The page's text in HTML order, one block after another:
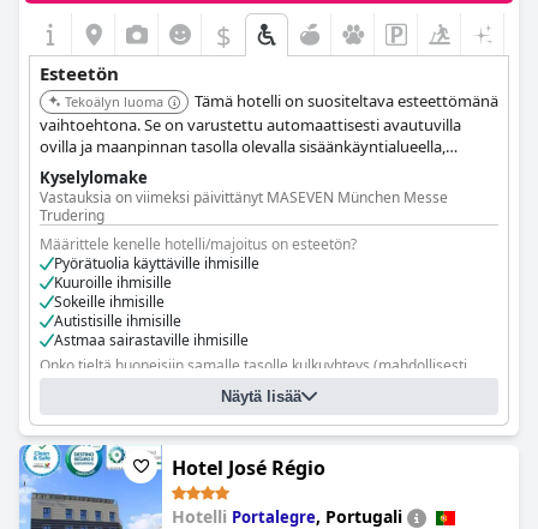
$
Esteetön
Tekoälyn luoma
Tämä hotelli on suositeltava esteettömänä
vaihtoehtona. Se on varustettu automaattisesti avautuvilla
ovilla ja maanpinnan tasolla olevalla sisäänkäyntialueella,
mukaan lukien esteettömät pysäköintipaikat. Hotellissa on
kaksi hissiä, jotka palvelevat kaikkia kerroksia, ja esteettömät
huoneet on sijoitettu strategisesti näiden hissien lähelle
lisämukavuuden vuoksi. Erityisesti suunniteltuja
pyörätuoliystävällisiä huoneita, mukaan lukien esteettömät
Comfort-kahden hengen huoneet, on saatavilla, ja ne tunnetaan
käytännöllisistä, polvenkorkuisista kalusteistaan.
Kyselylomake
Vastauksia on viimeksi päivittänyt MASEVEN München Messe
Trudering
Määrittele kenelle hotelli/majoitus on esteetön?
Pyörätuolia käyttäville ihmisille
Kuuroille ihmisille
Sokeille ihmisille
Autistisille ihmisille
Astmaa sairastaville ihmisille
Onko tieltä huoneisiin samalle tasolle kulkuyhteys (mahdollisesti
Kyllä, kaikkiin huoneisiin
Onko tiloja, joihin pyörätuolia käyttävät vieraat eivät pääse? Ei
Näytä lisää
Hotel José Régio
Hotelli Portalegre, Portugali